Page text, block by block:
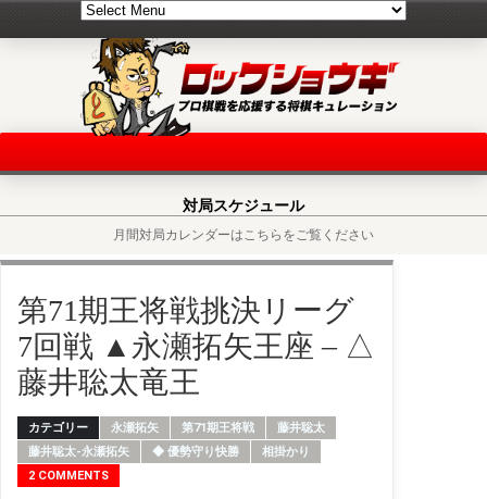
対局スケジュール
月間対局カレンダーはこちらをご覧ください
第71期王将戦挑決リーグ
7回戦 ▲永瀬拓矢王座 – △
藤井聡太竜王
カテゴリー 永瀬拓矢 第71期王将戦
藤井聡太
藤井聡太-永瀬拓矢
◆ 優勢守り快勝
相掛かり
2 COMMENTS